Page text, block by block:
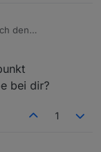
den
bei dir?
1